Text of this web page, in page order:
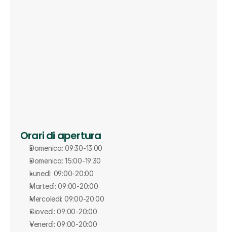
Orari di apertura
Domenica: 09:30-13:00
Domenica: 15:00-19:30
Lunedì: 09:00-20:00
Martedì: 09:00-20:00
Mercoledì: 09:00-20:00
Giovedì: 09:00-20:00
Venerdì: 09:00-20:00